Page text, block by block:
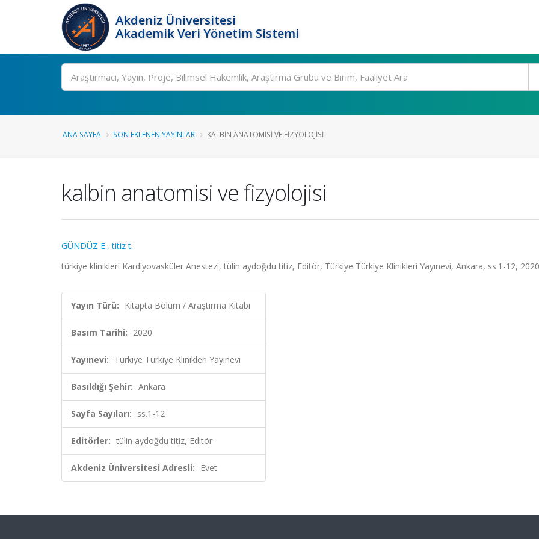
Akdeniz Üniversitesi
Akademik Veri Yönetim Sistemi
Ara
ANA SAYFA SON EKLENEN YAYINLAR KALBIN ANATOMISI VE FIZYOLOJISI
kalbin anatomisi ve fizyolojisi
GÜNDÜZ E.,titiz t.
türkiye klinikleri Kardiyovasküler Anestezi, tülin aydoğdu titiz, Editör, Türkiye Türkiye Klinikleri Yayınevi, Ankara, ss.1-12, 2020
Yayın Türü: Kitapta Bölüm / Araştırma Kitabı
Basım Tarihi: 2020
Yayınevi: Türkiye Türkiye Klinikleri Yayınevi
Basıldığı Şehir: Ankara
Sayfa Sayıları: ss.1-12
Editörler: tülin aydoğdu titiz, Editör
Akdeniz Üniversitesi Adresli: Evet